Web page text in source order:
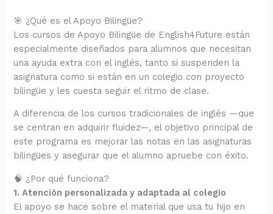
🎯 ¿Qué es el Apoyo Bilingüe?
Los cursos de Apoyo Bilingüe de English4Future están
especialmente diseñados para alumnos que necesitan
una ayuda extra con el inglés, tanto si suspenden la
asignatura como si están en un colegio con proyecto
bilingüe y les cuesta seguir el ritmo de clase.
A diferencia de los cursos tradicionales de inglés —que
se centran en adquirir fluidez—, el objetivo principal de
este programa es mejorar las notas en las asignaturas
bilingües y asegurar que el alumno apruebe con éxito.
🧠 ¿Por qué funciona?
1. Atención personalizada y adaptada al colegio
El apoyo se hace sobre el material que usa tu hijo en